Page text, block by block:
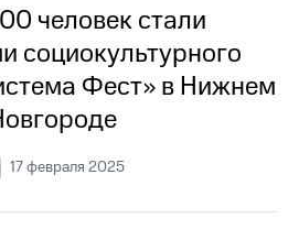
человек стали
социокультурного
Фест» в Нижнем
17 февраля 2025